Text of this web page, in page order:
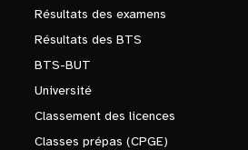
Résultats des examens
Résultats des BTS
BTS-BUT
Université
Classement des licences
Classes prépas (CPGE)